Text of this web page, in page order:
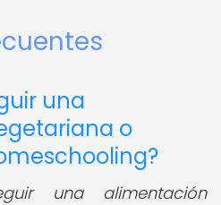
una
o
una alimentación